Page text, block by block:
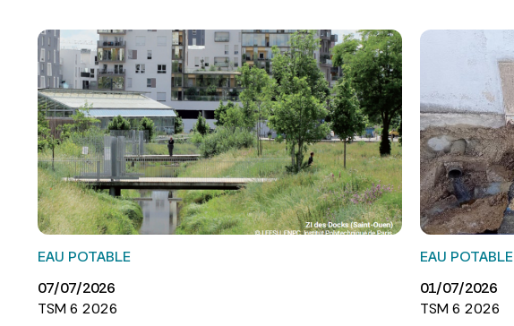
EAU POTABLE
07/07/2026
TSM 6 2026
EAU POTABLE
01/07/2026
TSM 6 2026